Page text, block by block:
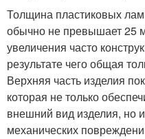
Толщина пластиковых
обычно не превышает 25
увеличения часто
результате чего общая
Верхняя часть изделия
которая не только
внешний вид изделия, но
механических